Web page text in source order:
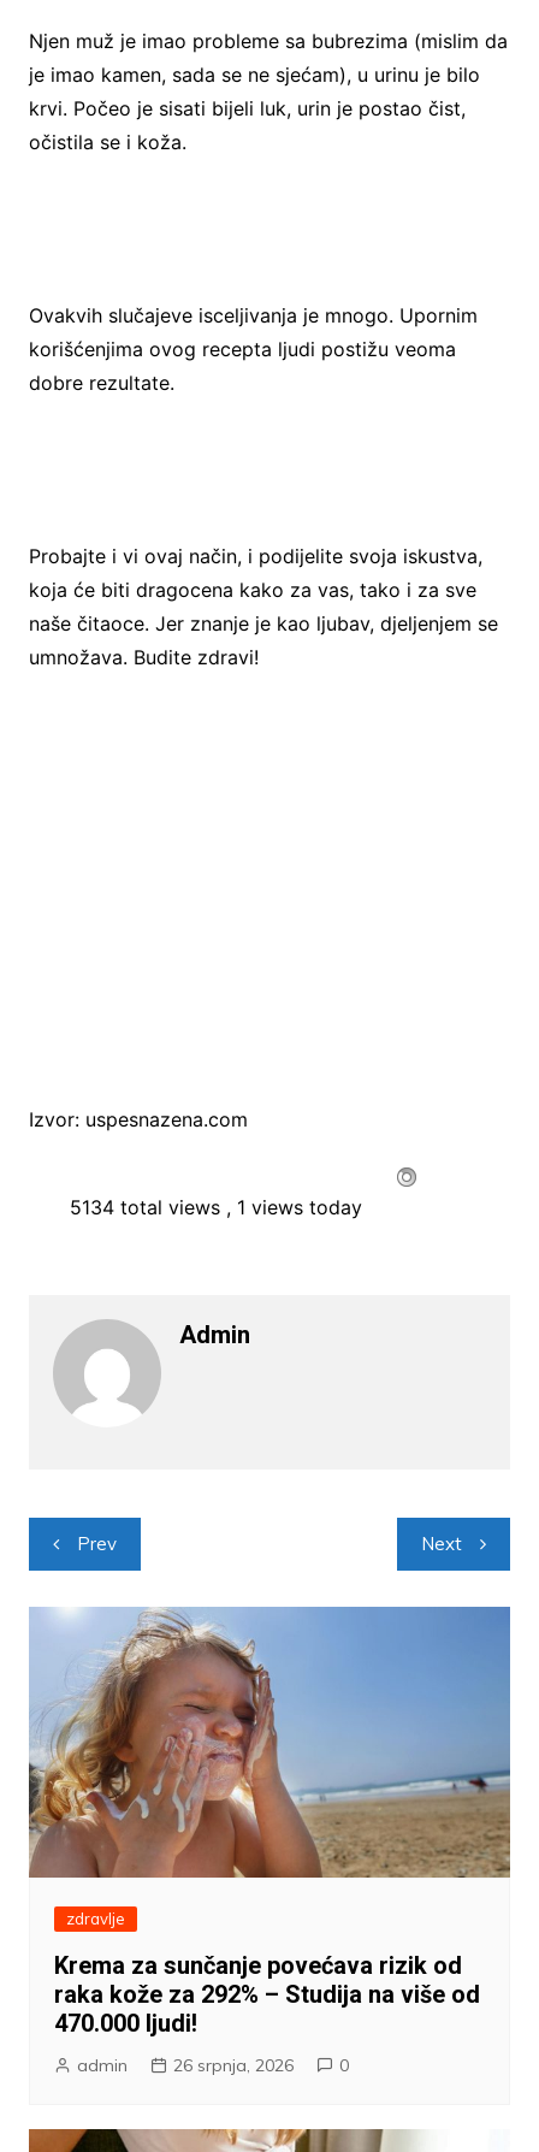
Njen muž je imao probleme sa bubrezima (mislim da
je imao kamen, sada se ne sjećam), u urinu je bilo
krvi. Počeo je sisati bijeli luk, urin je postao čist,
očistila se i koža.
Ovakvih slučajeve isceljivanja je mnogo. Upornim
korišćenjima ovog recepta ljudi postižu veoma
dobre rezultate.
Probajte i vi ovaj način, i podijelite svoja iskustva,
koja će biti dragocena kako za vas, tako i za sve
naše čitaoce. Jer znanje je kao ljubav, djeljenjem se
umnožava. Budite zdravi!
Izvor: uspesnazena.com
5134 total views , 1 views today
Admin
Navigacija
objava
Prev Next
zdravlje
Krema za sunčanje povećava rizik od
raka kože za 292% – Studija na više od
470.000 ljudi!
admin 26 srpnja, 2026 0